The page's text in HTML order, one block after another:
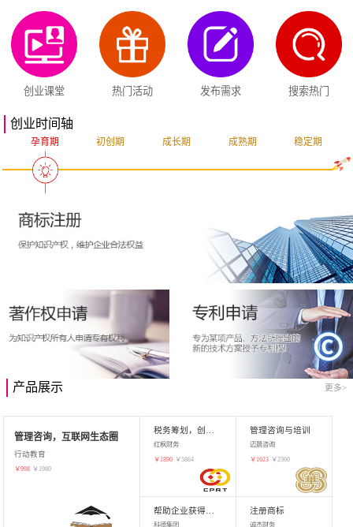
创业课堂 热门活动 发布需求 搜索热门
创业时间轴
孕育期 初创期 成长期 成熟期 稳定期
产品展示 更多>
管理咨询，互联网生态圈
行动教育
￥998 ￥ 1980
红枫财务
￥ 1890 ￥5864
管理咨询与培训
迈晨咨询
￥ 1623 ￥2360
科德集团
注册商标
诚杰财务